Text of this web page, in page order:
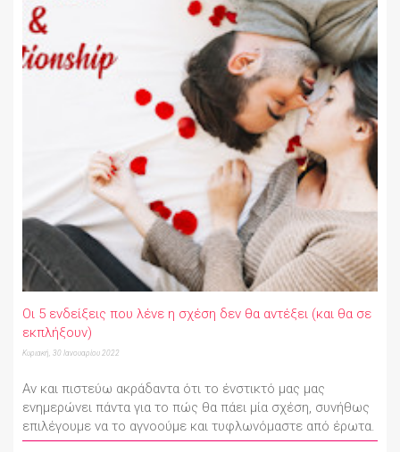
Οι 5 ενδείξεις που λένε η σχέση δεν θα αντέξει (και θα σε
εκπλήξουν)
Κυριακή, 30 Ιανουαρίου 2022
Αν και πιστεύω ακράδαντα ότι το ένστικτό μας μας
ενημερώνει πάντα για το πώς θα πάει μία σχέση, συνήθως
επιλέγουμε να το αγνοούμε και τυφλωνόμαστε από έρωτα.